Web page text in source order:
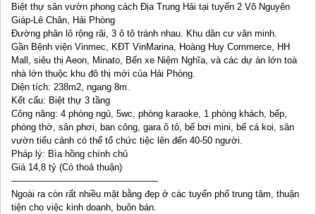
Biệt thự sân vườn phong cách Địa Trung Hải tại tuyến 2 Võ Nguyên
Giáp-Lê Chân, Hải Phòng
Đường phân lô rộng rãi, 3 ô tô tránh nhau. Khu dân cư văn minh.
Gần Bệnh viện Vinmec, KĐT VinMarina, Hoàng Huy Commerce, HH
Mall, siêu thị Aeon, Minato, Bến xe Niệm Nghĩa, và các dự án lớn toà
nhà lớn thuộc khu đô thị mới của Hải Phòng.
Diện tích: 238m2, ngang 8m.
Kết cấu: Biệt thự 3 tầng
Công năng: 4 phòng ngủ, 5wc, phòng karaoke, 1 phòng khách, bếp,
phòng thờ, sân phơi, ban công, gara ô tô, bể bơi mini, bể cá koi, sân
vườn tiểu cảnh có thể tổ chức tiệc lên đến 40-50 người.
Pháp lý: Bìa hồng chính chủ
Giá 14,8 tỷ (Có thoả thuận)
————————————————
Ngoài ra còn rất nhiều mặt bằng đẹp ở các tuyến phố trung tâm, thuận
tiện cho việc kinh doanh, buôn bán.